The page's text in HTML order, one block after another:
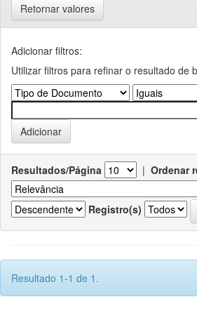
Retornar valores
Adicionar filtros:
Utilizar filtros para refinar o resultado de
Resultados/Página | Ordenar
Registro(s)
Resultado 1-1 de 1.